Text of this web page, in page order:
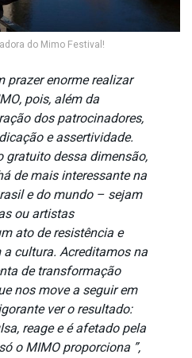
do Mimo Festival!
prazer enorme realizar
pois, além da
dos patrocinadores,
e assertividade.
gratuito dessa dimensão,
de mais interessante na
e do mundo – sejam
ou artistas
ato de resistência e
cultura. Acreditamos na
de transformação
nos move a seguir em
ver o resultado:
reage e é afetado pela
o MIMO proporciona ”,